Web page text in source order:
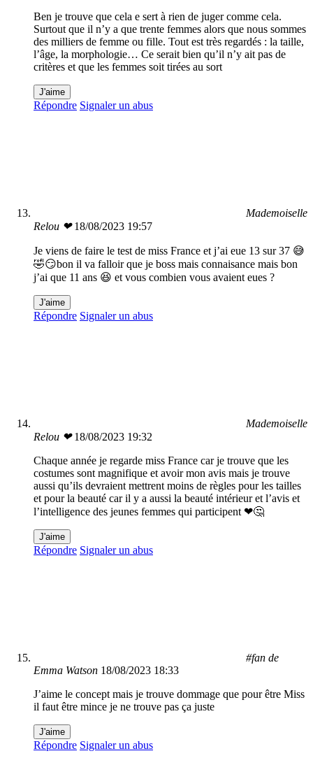
Ben je trouve que cela e sert à rien de juger comme cela.
Surtout que il n’y a que trente femmes alors que nous sommes
des milliers de femme ou fille. Tout est très regardés : la taille,
l’âge, la morphologie… Ce serait bien qu’il n’y ait pas de
critères et que les femmes soit tirées au sort
J'aime
Répondre Signaler un abus
Mademoiselle
Relou ❤ 18/08/2023 19:57
Je viens de faire le test de miss France et j’ai eue 13 sur 37 😅
🤣😏bon il va falloir que je boss mais connaisance mais bon
j’ai que 11 ans 😆 et vous combien vous avaient eues ?
J'aime
Répondre Signaler un abus
Mademoiselle
Relou ❤ 18/08/2023 19:32
Chaque année je regarde miss France car je trouve que les
costumes sont magnifique et avoir mon avis mais je trouve
aussi qu’ils devraient mettrent moins de règles pour les tailles
et pour la beauté car il y a aussi la beauté intérieur et l’avis et
l’intelligence des jeunes femmes qui participent ❤🤔
J'aime
Répondre Signaler un abus
#fan de
Emma Watson 18/08/2023 18:33
J’aime le concept mais je trouve dommage que pour être Miss
il faut être mince je ne trouve pas ça juste
J'aime
Répondre Signaler un abus